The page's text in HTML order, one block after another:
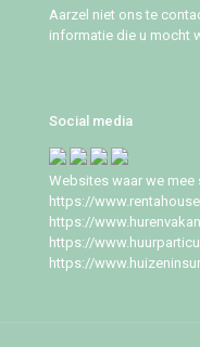
Aarzel niet ons te
informatie die u mocht
Social media
Websites waar we mee
https://
https://
https://
https://